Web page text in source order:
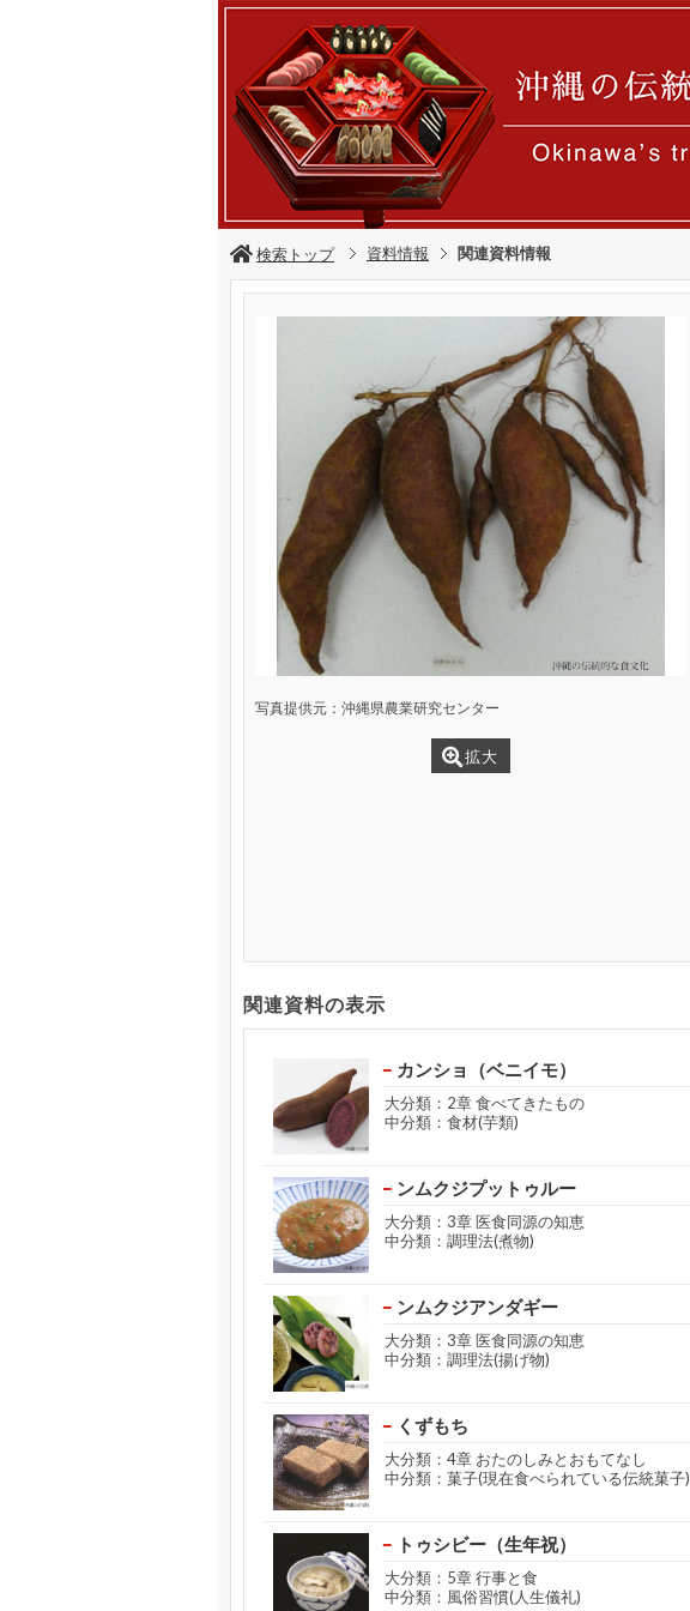
検索トップ 資料情報 関連資料情報
写真提供元：沖縄県農業研究センター
拡大
関連資料の表示
カンショ（ベニイモ）
大分類：2章 食べてきたもの
中分類：食材(芋類)
ンムクジプットゥルー
大分類：3章 医食同源の知恵
中分類：調理法(煮物)
ンムクジアンダギー
大分類：3章 医食同源の知恵
中分類：調理法(揚げ物)
くずもち
大分類：4章 おたのしみとおもてなし
中分類：菓子(現在食べられている伝統菓子)
トゥシビー（生年祝）
大分類：5章 行事と食
中分類：風俗習慣(人生儀礼)